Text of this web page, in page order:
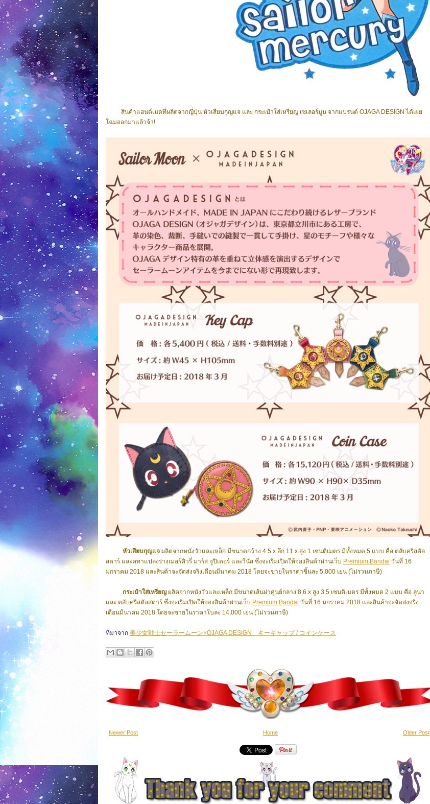
สินค้าแฮนด์เมดที่ผลิตจากญี่ปุ่น หัวเสียบกุญแจ และ กระเป๋าใส่เหรียญ เซเลอร์มูน จากแบรนด์ OJAGA DESIGN ได้เผย
โฉมออกมาแล้วจ้า!
หัวเสียบกุญแจ ผลิตจากหนังวัวและเหล็ก มีขนาดกว้าง 4.5 x ลึก 11 x สูง 1 เซนติเมตร มีทั้งหมด 5 แบบ คือ ตลับคริสตัล
สตาร์ และคทาแปลงร่างเมอร์คิวรี่ มาร์ส จูปิเตอร์ และวีนัส ซึ่งจะเริ่มเปิดให้จองสินค้าผ่านเว็บ Premium Bandai วันที่ 16
มกราคม 2018 และสินค้าจะจัดส่งจริงเดือนมีนาคม 2018 โดยจะขายในราคาชิ้นละ 5,000 เยน (ไม่รวมภาษี)
กระเป๋าใส่เหรียญ ผลิตจากหนังวัวและเหล็ก มีขนาดเส้นผ่าศูนย์กลาง 8.6 x สูง 3.5 เซนติเมตร มีทั้งหมด 2 แบบ คือ ลูน่า
และ ตลับคริสตัลสตาร์ ซึ่งจะเริ่มเปิดให้จองสินค้าผ่านเว็บ Premium Bandai วันที่ 16 มกราคม 2018 และสินค้าจะจัดส่งจริง
เดือนมีนาคม 2018 โดยจะขายในราคาใบละ 14,000 เยน (ไม่รวมภาษี)
ที่มาจาก 美少女戦士セーラームーン×OJAGA DESIGN キーキャップ / コインケース
Newer Post Older Post
Home